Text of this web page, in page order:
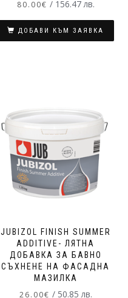
80.00€ / 156.47 лв.
ДОБАВИ КЪМ ЗАЯВКА
JUBIZOL FINISH SUMMER
ADDITIVE- ЛЯТНА
ДОБАВКА ЗА БАВНО
СЪХНЕНЕ НА ФАСАДНА
МАЗИЛКА
26.00€ / 50.85 лв.